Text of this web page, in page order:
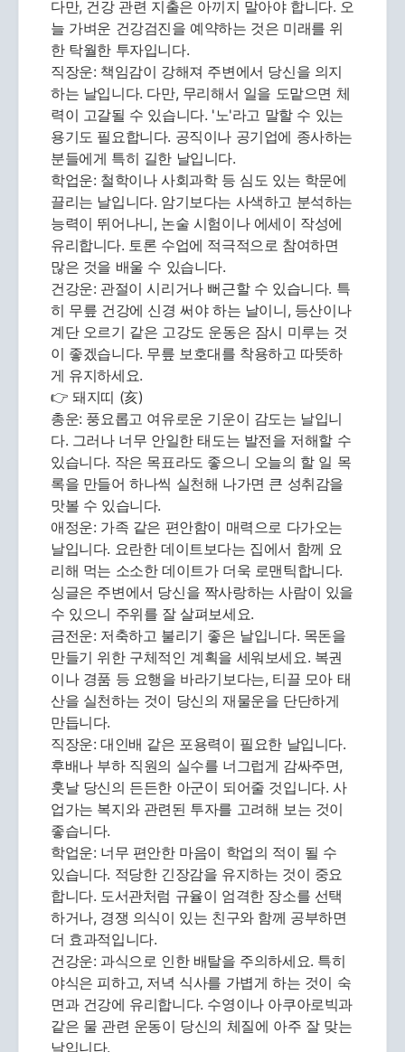
다만, 건강 관련 지출은 아끼지 말아야 합니다. 오
늘 가벼운 건강검진을 예약하는 것은 미래를 위
한 탁월한 투자입니다.
직장운: 책임감이 강해져 주변에서 당신을 의지
하는 날입니다. 다만, 무리해서 일을 도맡으면 체
력이 고갈될 수 있습니다. '노'라고 말할 수 있는
용기도 필요합니다. 공직이나 공기업에 종사하는
분들에게 특히 길한 날입니다.
학업운: 철학이나 사회과학 등 심도 있는 학문에
끌리는 날입니다. 암기보다는 사색하고 분석하는
능력이 뛰어나니, 논술 시험이나 에세이 작성에
유리합니다. 토론 수업에 적극적으로 참여하면
많은 것을 배울 수 있습니다.
건강운: 관절이 시리거나 뻐근할 수 있습니다. 특
히 무릎 건강에 신경 써야 하는 날이니, 등산이나
계단 오르기 같은 고강도 운동은 잠시 미루는 것
이 좋겠습니다. 무릎 보호대를 착용하고 따뜻하
게 유지하세요.
👉 돼지띠 (亥)
총운: 풍요롭고 여유로운 기운이 감도는 날입니
다. 그러나 너무 안일한 태도는 발전을 저해할 수
있습니다. 작은 목표라도 좋으니 오늘의 할 일 목
록을 만들어 하나씩 실천해 나가면 큰 성취감을
맛볼 수 있습니다.
애정운: 가족 같은 편안함이 매력으로 다가오는
날입니다. 요란한 데이트보다는 집에서 함께 요
리해 먹는 소소한 데이트가 더욱 로맨틱합니다.
싱글은 주변에서 당신을 짝사랑하는 사람이 있을
수 있으니 주위를 잘 살펴보세요.
금전운: 저축하고 불리기 좋은 날입니다. 목돈을
만들기 위한 구체적인 계획을 세워보세요. 복권
이나 경품 등 요행을 바라기보다는, 티끌 모아 태
산을 실천하는 것이 당신의 재물운을 단단하게
만듭니다.
직장운: 대인배 같은 포용력이 필요한 날입니다.
후배나 부하 직원의 실수를 너그럽게 감싸주면,
훗날 당신의 든든한 아군이 되어줄 것입니다. 사
업가는 복지와 관련된 투자를 고려해 보는 것이
좋습니다.
학업운: 너무 편안한 마음이 학업의 적이 될 수
있습니다. 적당한 긴장감을 유지하는 것이 중요
합니다. 도서관처럼 규율이 엄격한 장소를 선택
하거나, 경쟁 의식이 있는 친구와 함께 공부하면
더 효과적입니다.
건강운: 과식으로 인한 배탈을 주의하세요. 특히
야식은 피하고, 저녁 식사를 가볍게 하는 것이 숙
면과 건강에 유리합니다. 수영이나 아쿠아로빅과
같은 물 관련 운동이 당신의 체질에 아주 잘 맞는
날입니다.